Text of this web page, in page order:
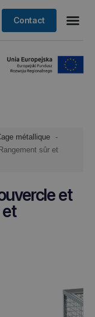
Contact
métallique
sûr et
et
et